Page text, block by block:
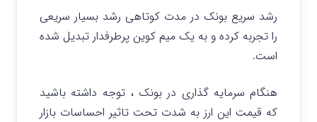
رشد سریع بونک در مدت کوتاهی رشد بسیار سریعی
را تجربه کرده و به یک میم کوین پرطرفدار تبدیل شده
است.
هنگام سرمایه گذاری در بونک ، توجه داشته باشید
که قیمت این ارز به شدت تحت تاثیر احساسات بازار